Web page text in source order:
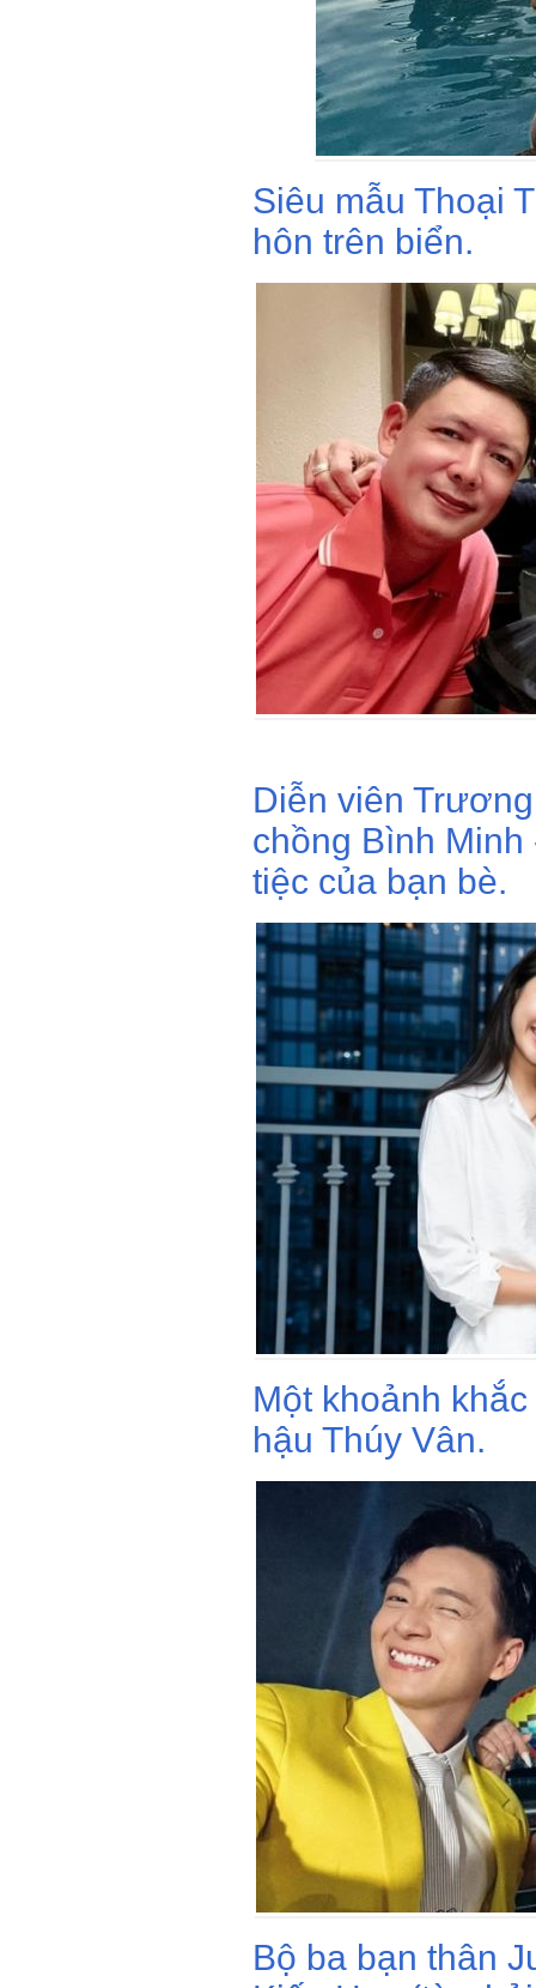
Siêu mẫu Thoại
hôn trên biển.
Diễn viên
chồng Bình
tiệc của bạn bè.
Một khoảnh
hậu Thúy Vân.
Bộ ba bạn thân